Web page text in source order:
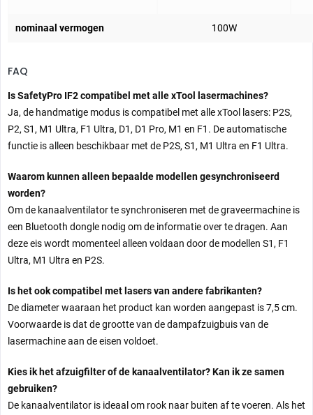
nominaal vermogen 100W
FAQ
Is SafetyPro IF2 compatibel met alle xTool lasermachines?
Ja, de handmatige modus is compatibel met alle xTool lasers: P2S,
P2, S1, M1 Ultra, F1 Ultra, D1, D1 Pro, M1 en F1. De automatische
functie is alleen beschikbaar met de P2S, S1, M1 Ultra en F1 Ultra.
Waarom kunnen alleen bepaalde modellen gesynchroniseerd
worden?
Om de kanaalventilator te synchroniseren met de graveermachine is
een Bluetooth dongle nodig om de informatie over te dragen. Aan
deze eis wordt momenteel alleen voldaan door de modellen S1, F1
Ultra, M1 Ultra en P2S.
Is het ook compatibel met lasers van andere fabrikanten?
De diameter waaraan het product kan worden aangepast is 7,5 cm.
Voorwaarde is dat de grootte van de dampafzuigbuis van de
lasermachine aan de eisen voldoet.
Kies ik het afzuigfilter of de kanaalventilator? Kan ik ze samen
gebruiken?
De kanaalventilator is ideaal om rook naar buiten af te voeren. Als het